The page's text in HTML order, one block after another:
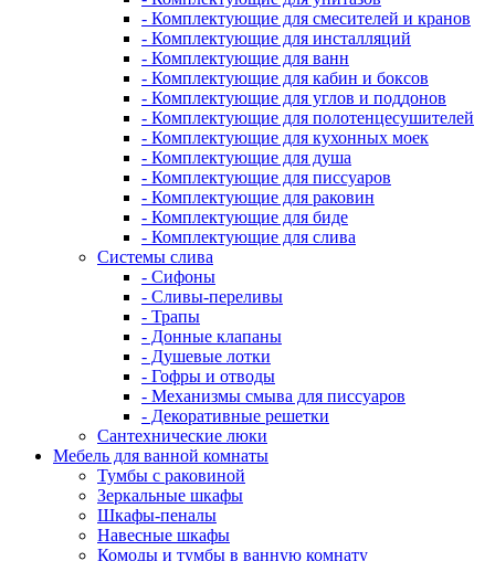
- Комплектующие для смесителей и кранов
- Комплектующие для инсталляций
- Комплектующие для ванн
- Комплектующие для кабин и боксов
- Комплектующие для углов и поддонов
- Комплектующие для полотенцесушителей
- Комплектующие для кухонных моек
- Комплектующие для душа
- Комплектующие для писсуаров
- Комплектующие для раковин
- Комплектующие для биде
- Комплектующие для слива
Системы слива
- Сифоны
- Сливы-переливы
- Трапы
- Донные клапаны
- Душевые лотки
- Гофры и отводы
- Механизмы смыва для писсуаров
- Декоративные решетки
Сантехнические люки
Мебель для ванной комнаты
Тумбы с раковиной
Зеркальные шкафы
Шкафы-пеналы
Навесные шкафы
Комоды и тумбы в ванную комнату